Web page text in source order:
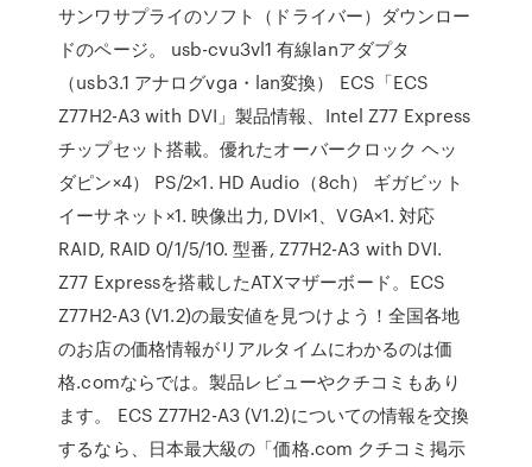
サンワサプライのソフト（ドライバー）ダウンロー
ドのページ。 usb-cvu3vl1 有線lanアダプタ
（usb3.1 アナログvga・lan変換） ECS「ECS
Z77H2-A3 with DVI」製品情報、Intel Z77 Express
チップセット搭載。優れたオーバークロック ヘッ
ダピン×4） PS/2×1. HD Audio（8ch） ギガビット
イーサネット×1. 映像出力, DVI×1、VGA×1. 対応
RAID, RAID 0/1/5/10. 型番, Z77H2-A3 with DVI.
Z77 Expressを搭載したATXマザーボード。ECS
Z77H2-A3 (V1.2)の最安値を見つけよう！全国各地
のお店の価格情報がリアルタイムにわかるのは価
格.comならでは。製品レビューやクチコミもあり
ます。 ECS Z77H2-A3 (V1.2)についての情報を交換
するなら、日本最大級の「価格.com クチコミ掲示